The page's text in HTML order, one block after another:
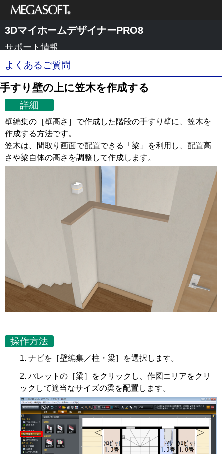
メガソフト株式
会社
3DマイホームデザイナーPRO8
サポート情報
よくあるご質問
手すり壁の上に笠木を作成する
詳細
壁編集の［壁高さ］で作成した階段の手すり壁に、笠木を
作成する方法です。
笠木は、間取り画面で配置できる「梁」を利用し、配置高
さや梁自体の高さを調整して作成します。
操作方法
ナビを［壁編集／柱・梁］を選択します。
パレットの［梁］をクリックし、作図エリアをクリ
ックして適当なサイズの梁を配置します。